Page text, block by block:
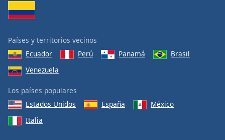
Países y territorios vecinos
Ecuador
Perú Panamá
Brasil
Venezuela
Los países populares
Estados Unidos
España
México
Italia